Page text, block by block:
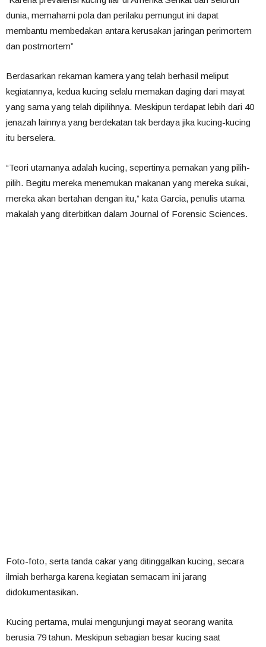
dunia, memahami pola dan perilaku pemungut ini dapat
membantu membedakan antara kerusakan jaringan perimortem
dan postmortem”
Berdasarkan rekaman kamera yang telah berhasil meliput
kegiatannya, kedua kucing selalu memakan daging dari mayat
yang sama yang telah dipilihnya. Meskipun terdapat lebih dari 40
jenazah lainnya yang berdekatan tak berdaya jika kucing-kucing
itu berselera.
“Teori utamanya adalah kucing, sepertinya pemakan yang pilih-
pilih. Begitu mereka menemukan makanan yang mereka sukai,
mereka akan bertahan dengan itu,” kata Garcia, penulis utama
makalah yang diterbitkan dalam Journal of Forensic Sciences.
Foto-foto, serta tanda cakar yang ditinggalkan kucing, secara
ilmiah berharga karena kegiatan semacam ini jarang
didokumentasikan.
Kucing pertama, mulai mengunjungi mayat seorang wanita
berusia 79 tahun. Meskipun sebagian besar kucing saat